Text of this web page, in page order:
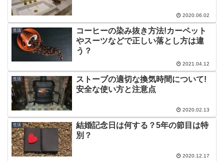
2020.06.02
生活
コーヒーの染み抜き方法!カーペット
やスーツなどで正しい落とし方は違
う？
2021.04.12
生活
ストーブの適切な換気時間について!
安全な使い方と注意点
2020.02.13
生活
結婚記念日は何する？5年の節目は特
別？
2020.12.17